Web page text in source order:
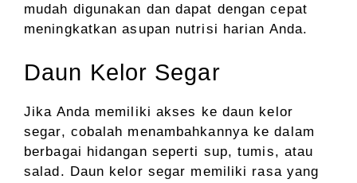
mudah digunakan dan dapat dengan cepat
meningkatkan asupan nutrisi harian Anda.
Daun Kelor Segar
Jika Anda memiliki akses ke daun kelor
segar, cobalah menambahkannya ke dalam
berbagai hidangan seperti sup, tumis, atau
salad. Daun kelor segar memiliki rasa yang